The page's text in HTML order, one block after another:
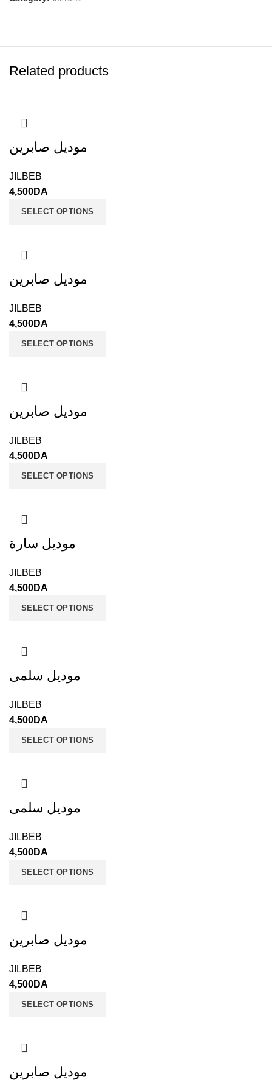
Related products
موديل صابرين
JILBEB
4,500DA
SELECT OPTIONS
موديل صابرين
JILBEB
4,500DA
SELECT OPTIONS
موديل صابرين
JILBEB
4,500DA
SELECT OPTIONS
موديل سارة
JILBEB
4,500DA
SELECT OPTIONS
موديل سلمى
JILBEB
4,500DA
SELECT OPTIONS
موديل سلمى
JILBEB
4,500DA
SELECT OPTIONS
موديل صابرين
JILBEB
4,500DA
SELECT OPTIONS
موديل صابرين